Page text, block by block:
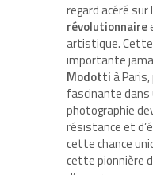
regard acéré sur
révolutionnaire
artistique.
importante
Modotti à
fascinante dans
photographie
résistance et
cette chance
cette pionnière